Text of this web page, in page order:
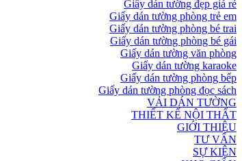
Giấy dán tường đẹp giá rẻ
Giấy dán tường phòng trẻ em
Giấy dán tường phòng bé trai
Giấy dán tường phòng bé gái
Giấy dán tường văn phòng
Giấy dán tường karaoke
Giấy dán tường phòng bếp
Giấy dán tường phòng đọc sách
VẢI DÁN TƯỜNG
THIẾT KẾ NỘI THẤT
GIỚI THIỆU
TƯ VẤN
SỰ KIỆN